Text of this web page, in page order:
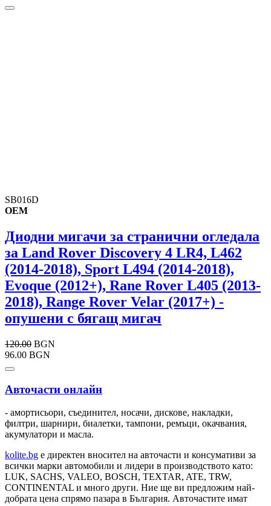
SB016D
OEM
Диодни мигачи за странични огледала
за Land Rover Discovery 4 LR4, L462
(2014-2018), Sport L494 (2014-2018),
Evoque (2012+), Rane Rover L405 (2013-
2018), Range Rover Velar (2017+) -
опушени с бягащ мигач
120.00 BGN
96.00 BGN
Авточасти онлайн
- амортисьори, съединител, носачи, дискове, накладки,
филтри, шарнири, биалетки, тампони, ремъци, окачвания,
акумулатори и масла.
kolite.bg e директен вносител на авточасти и консумативи за
всички марки автомобили и лидери в производството като:
LUK, SACHS, VALEO, BOSCH, TEXTAR, ATE, TRW,
CONTINENTAL и много други. Ние ще ви предложим най-
добрата цена спрямо пазара в България. Авточастите имат